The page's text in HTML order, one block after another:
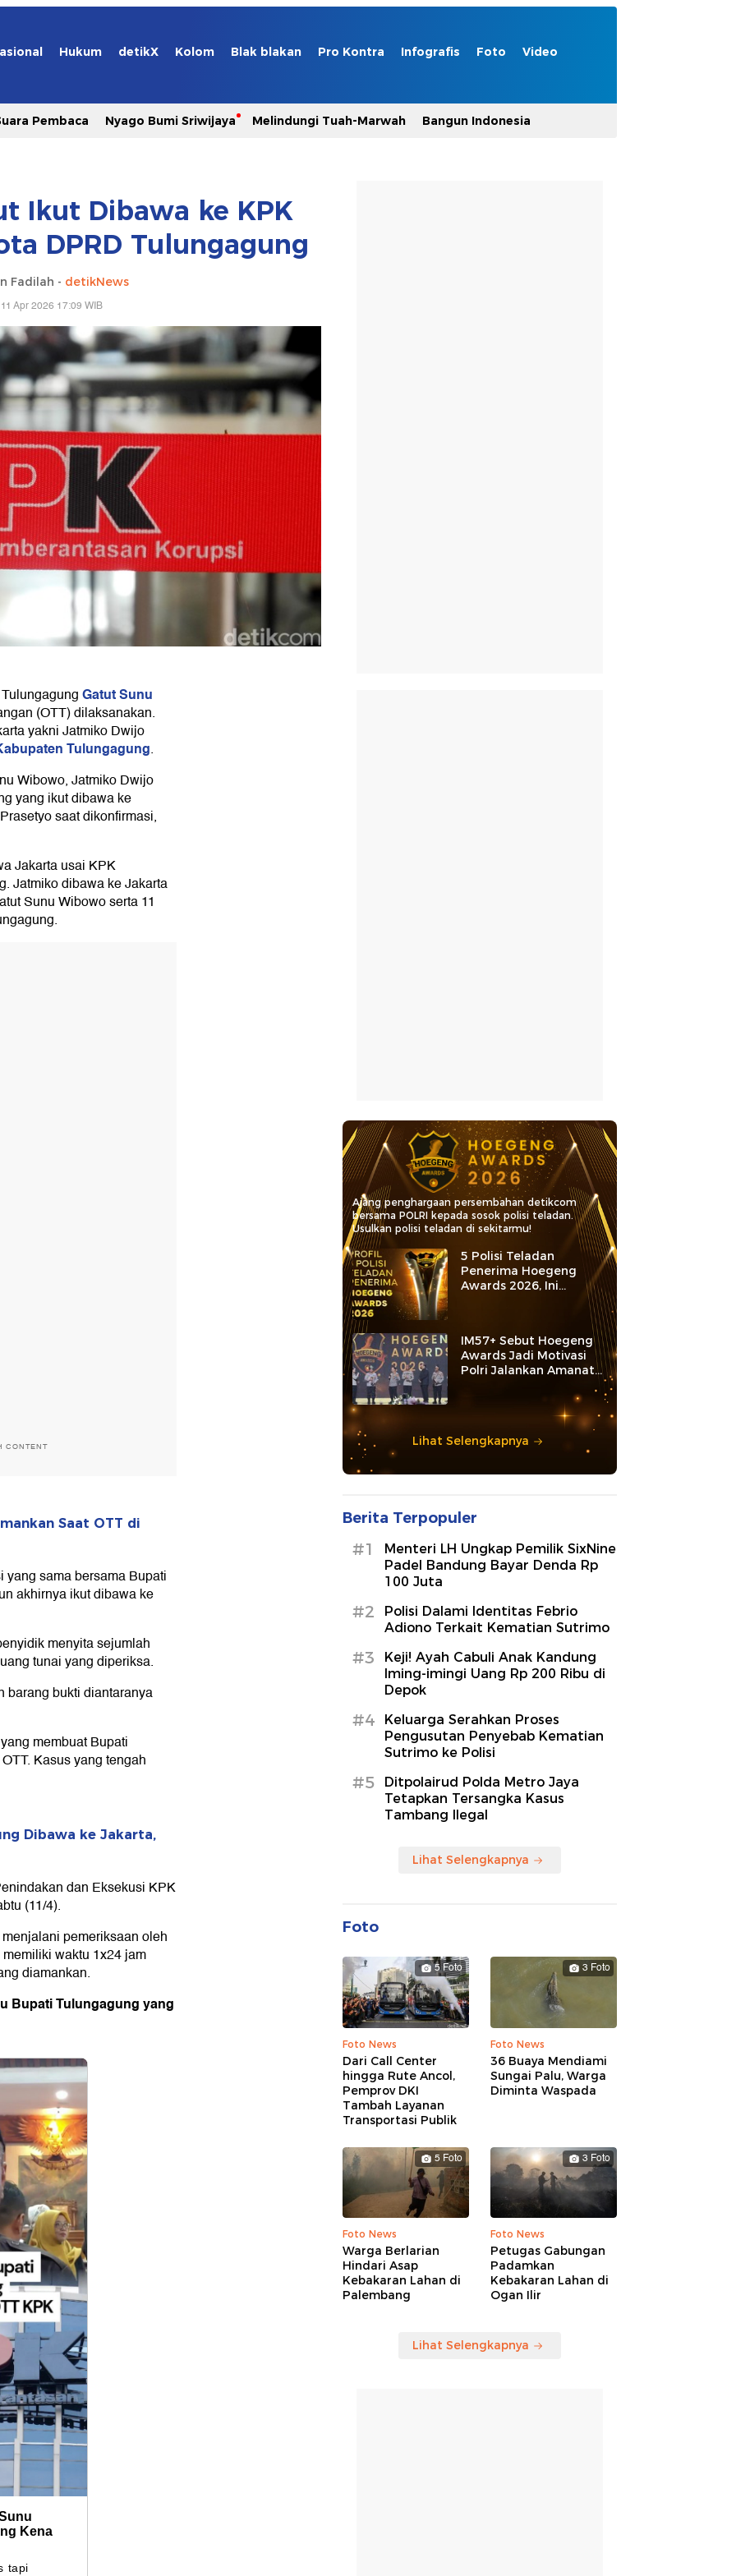
Hukum detikX Kolom Blak blakan Pro Kontra Infografis Foto Video
Pembaca Nyago Bumi Sriwijaya Melindungi Tuah-Marwah Bangun Indonesia
Ikut Dibawa ke KPK
DPRD Tulungagung
Fadilah - detikNews
Apr 2026 17:09 WIB
Gatut Sunu
(OTT) dilaksanakan.
yakni Jatmiko Dwijo
Tulungagung.
Wibowo, Jatmiko Dwijo
yang ikut dibawa ke
saat dikonfirmasi,
Jakarta usai KPK
Jatmiko dibawa ke Jakarta
Sunu Wibowo serta 11
CONTENT
Saat OTT di
sama bersama Bupati
akhirnya ikut dibawa ke
menyita sejumlah
tunai yang diperiksa.
barang bukti diantaranya
membuat Bupati
Kasus yang tengah
Dibawa ke Jakarta,
dan Eksekusi KPK
(11/4).
pemeriksaan oleh
waktu 1x24 jam
diamankan.
Bupati Tulungagung yang
Ajang penghargaan persembahan detikcom
bersama POLRI kepada sosok polisi teladan.
Usulkan polisi teladan di sekitarmu!
5 Polisi Teladan
Penerima Hoegeng
Awards 2026, Ini
Kategori dan Kiprahnya
IM57+ Sebut Hoegeng
Awards Jadi Motivasi
Polri Jalankan Amanat
Lihat Selengkapnya
Berita Terpopuler
#1
Menteri LH Ungkap Pemilik SixNine
Padel Bandung Bayar Denda Rp
100 Juta
#2
Polisi Dalami Identitas Febrio
Adiono Terkait Kematian Sutrimo
#3
Keji! Ayah Cabuli Anak Kandung
Iming-imingi Uang Rp 200 Ribu di
Depok
#4
Keluarga Serahkan Proses
Pengusutan Penyebab Kematian
Sutrimo ke Polisi
#5
Ditpolairud Polda Metro Jaya
Tetapkan Tersangka Kasus
Tambang Ilegal
Lihat Selengkapnya
Foto
5 Foto
Foto News
Dari Call Center
hingga Rute Ancol,
Pemprov DKI
Tambah Layanan
Transportasi Publik
3 Foto
Foto News
36 Buaya Mendiami
Sungai Palu, Warga
Diminta Waspada
5 Foto
Foto News
Warga Berlarian
Hindari Asap
Kebakaran Lahan di
Palembang
3 Foto
Foto News
Petugas Gabungan
Padamkan
Kebakaran Lahan di
Ogan Ilir
Lihat Selengkapnya